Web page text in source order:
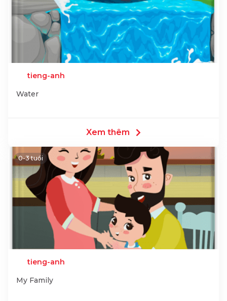
tieng-anh
Water
Xem thêm
0-3 tuổi
tieng-anh
My Family